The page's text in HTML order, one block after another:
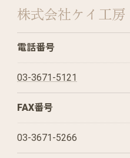
株式会社ケイ工房
電話番号
03-3671-5121
FAX番号
03-3671-5266